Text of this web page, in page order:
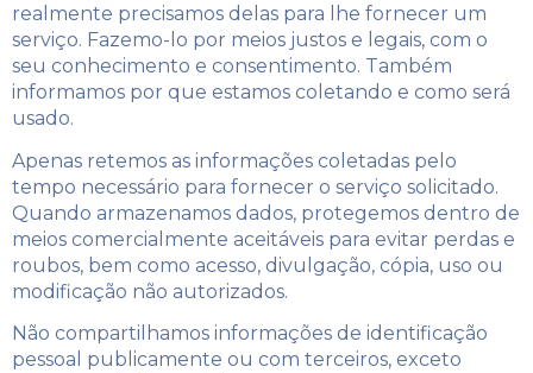
realmente precisamos delas para lhe fornecer um
serviço. Fazemo-lo por meios justos e legais, com o
seu conhecimento e consentimento. Também
informamos por que estamos coletando e como será
usado.
Apenas retemos as informações coletadas pelo
tempo necessário para fornecer o serviço solicitado.
Quando armazenamos dados, protegemos dentro de
meios comercialmente aceitáveis ​​para evitar perdas e
roubos, bem como acesso, divulgação, cópia, uso ou
modificação não autorizados.
Não compartilhamos informações de identificação
pessoal publicamente ou com terceiros, exceto